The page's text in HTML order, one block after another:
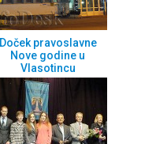
Doček pravoslavne
Nove godine u
Vlasotincu